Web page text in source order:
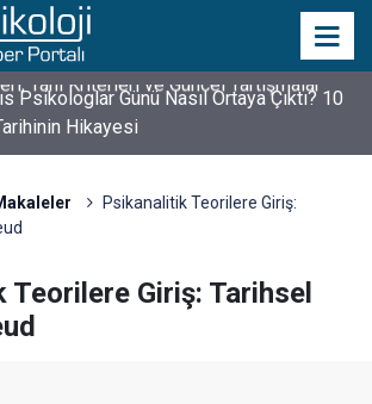
Psikologlar Günü Nasıl Ortaya Çıktı? 10
Hikayesi
Psikanalitik Teorilere Giriş:
Giriş: Tarihsel